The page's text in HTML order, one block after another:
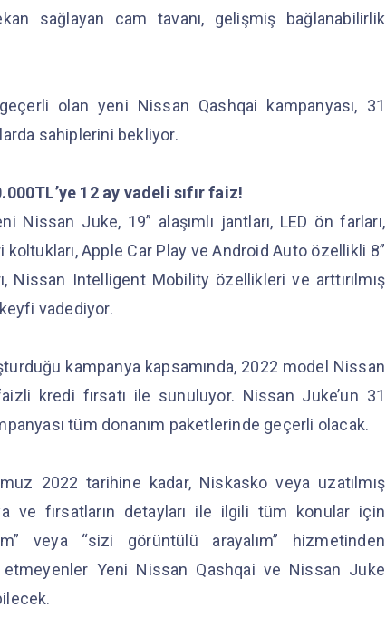
sağlayan cam tavanı, gelişmiş bağlanabilirlik
olan yeni Nissan Qashqai kampanyası, 31
sahiplerini bekliyor.
12 ay vadeli sıfır faiz!
Nissan Juke, 19” alaşımlı jantları, LED ön farları,
Apple Car Play ve Android Auto özellikli 8”
Nissan Intelligent Mobility özellikleri ve arttırılmış
vadediyor.
kampanya kapsamında, 2022 model Nissan
kredi fırsatı ile sunuluyor. Nissan Juke’un 31
tüm donanım paketlerinde geçerli olacak.
2022 tarihine kadar, Niskasko veya uzatılmış
ve fırsatların detayları ile ilgili tüm konular için
veya “sizi görüntülü arayalım” hizmetinden
etmeyenler Yeni Nissan Qashqai ve Nissan Juke